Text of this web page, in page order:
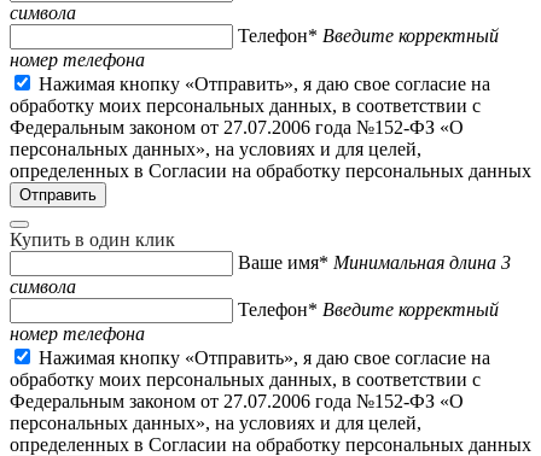
символа
Телефон* Введите корректный
номер телефона
Нажимая кнопку «Отправить», я даю свое согласие на
обработку моих персональных данных, в соответствии с
Федеральным законом от 27.07.2006 года №152-ФЗ «О
персональных данных», на условиях и для целей,
определенных в Согласии на обработку персональных данных
Купить в один клик
Ваше имя* Минимальная длина 3
символа
Телефон* Введите корректный
номер телефона
Нажимая кнопку «Отправить», я даю свое согласие на
обработку моих персональных данных, в соответствии с
Федеральным законом от 27.07.2006 года №152-ФЗ «О
персональных данных», на условиях и для целей,
определенных в Согласии на обработку персональных данных